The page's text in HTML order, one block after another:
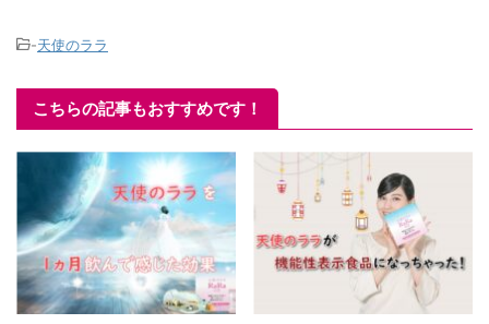
-天使のララ
こちらの記事もおすすめです！